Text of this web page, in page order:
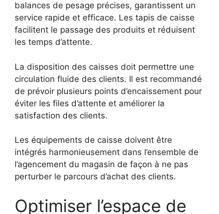
balances de pesage précises, garantissent un
service rapide et efficace. Les tapis de caisse
facilitent le passage des produits et réduisent
les temps d’attente.
La disposition des caisses doit permettre une
circulation fluide des clients. Il est recommandé
de prévoir plusieurs points d’encaissement pour
éviter les files d’attente et améliorer la
satisfaction des clients.
Les équipements de caisse doivent être
intégrés harmonieusement dans l’ensemble de
l’agencement du magasin de façon à ne pas
perturber le parcours d’achat des clients.
Optimiser l’espace de